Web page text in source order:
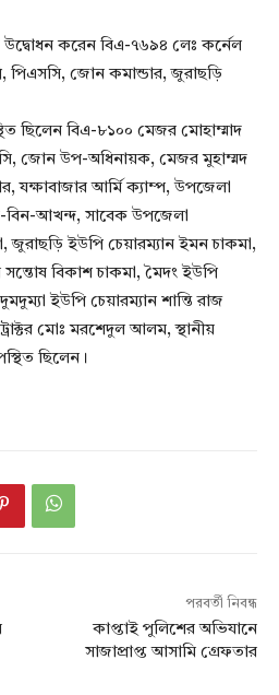
উদ্বোধন করেন বিএ-৭৬৯৪ লেঃ কর্নেল
পিএসসি, জোন কমান্ডার, জুরাছড়ি
ছিলেন বিএ-৮১০০ মেজর মোহাম্মাদ
জোন উপ-অধিনায়ক, মেজর মুহাম্মদ
যক্ষাবাজার আর্মি ক্যাম্প, উপজেলা
বিন-আখন্দ, সাবেক উপজেলা
জুরাছড়ি ইউপি চেয়ারম্যান ইমন চাকমা,
বিকাশ চাকমা, মৈদং ইউপি
ইউপি চেয়ারম্যান শান্তি রাজ
মোঃ মরশেদুল আলম, স্থানীয়
ছিলেন।
পরবর্তী নিবন্ধ
কাপ্তাই পুলিশের অভিযানে
সাজাপ্রাপ্ত আসামি গ্রেফতার